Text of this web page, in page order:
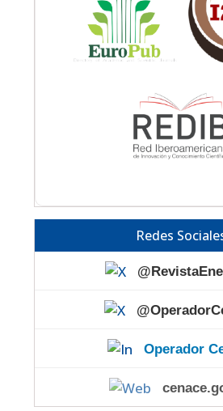
Redes
Operador